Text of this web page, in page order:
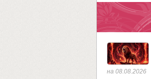
на 08.08.2026